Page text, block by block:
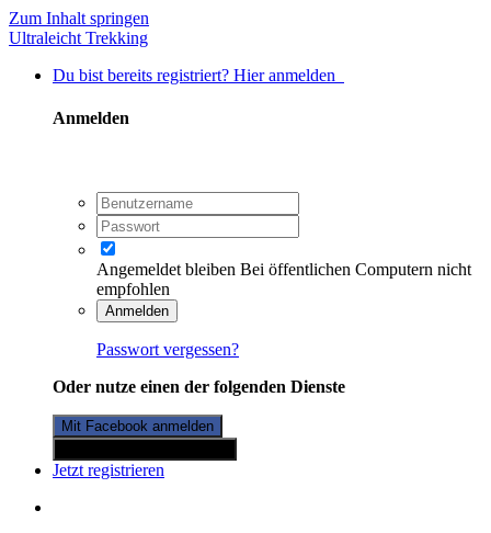
Zum Inhalt springen
Ultraleicht Trekking
Du bist bereits registriert? Hier anmelden
Anmelden
Angemeldet bleiben Bei öffentlichen Computern nicht
empfohlen
Anmelden
Passwort vergessen?
Oder nutze einen der folgenden Dienste
Mit Facebook anmelden
Jetzt registrieren